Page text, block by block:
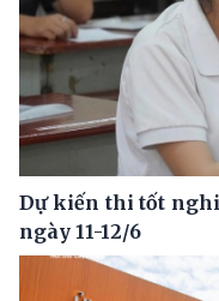
Dự kiến thi tốt
ngày 11-12/6